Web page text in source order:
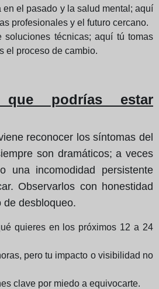
en el pasado y la salud mental; aquí
profesionales y el futuro cercano.
soluciones técnicas; aquí tú tomas
el proceso de cambio.
podrías estar
reconocer los síntomas del
son dramáticos; a veces
una incomodidad persistente
Observarlos con honestidad
de desbloqueo.
quieres en los próximos 12 a 24
pero tu impacto o visibilidad no
clave por miedo a equivocarte.